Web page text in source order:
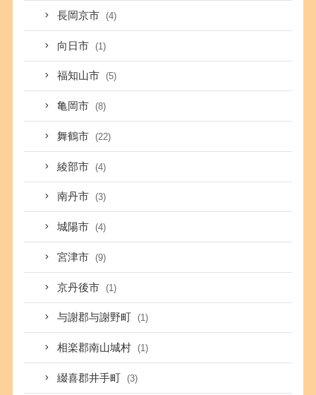
長岡京市 (4)
向日市 (1)
福知山市 (5)
亀岡市 (8)
舞鶴市 (22)
綾部市 (4)
南丹市 (3)
城陽市 (4)
宮津市 (9)
京丹後市 (1)
与謝郡与謝野町 (1)
相楽郡南山城村 (1)
綴喜郡井手町 (3)